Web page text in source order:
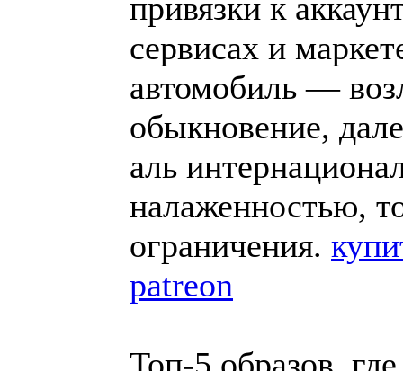
привязки к
сервисах и
автомобиль —
обыкновение,
аль
налаженностью,
ограничения.
patreon